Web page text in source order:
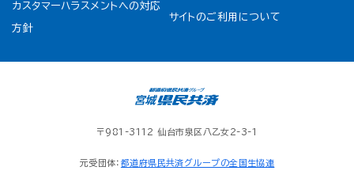
カスタマーハラスメントへの対応
方針
サイトのご利用について
〒981-3112 仙台市泉区八乙女2-3-1
元受団体： 都道府県民共済グループの全国生協連